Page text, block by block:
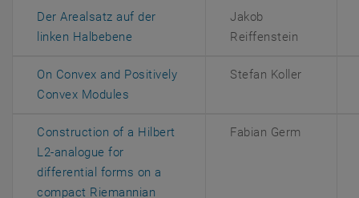
Der Arealsatz auf der
linken Halbebene , öffnet eine externe URL in einem
Jakob
Reiffenstein
On Convex and Positively
Convex Modules
Stefan Koller
Construction of a Hilbert
L2-analogue for
differential forms on a
compact Riemannian
Fabian Germ